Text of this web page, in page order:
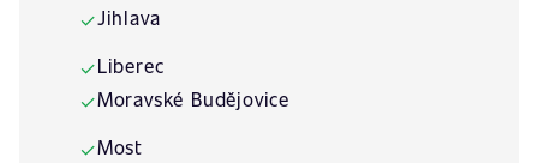
✓Jihlava
✓Liberec
✓Moravské Budějovice
✓Most